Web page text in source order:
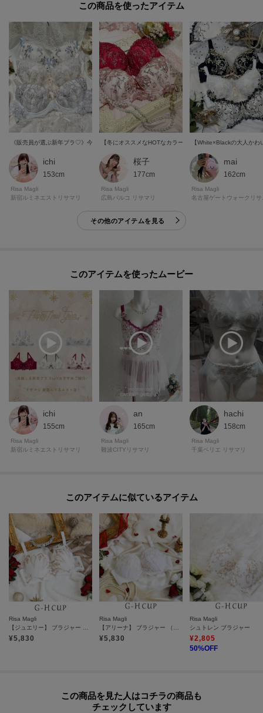
・39285 カーディガン
※照明の関係により、実際よりも色味が違って見える場合があります。ま
た、パソコン・スマートフォンなどの環境により、若干製品と画像のカラー
が異なる場合もございます。
この商品を使った
ichi
153cm
Risa Magli
新宿ルミネエストリサマリ
桜子
177cm
Risa Magli
広島パルコ リサマリ
mai
162cm
Risa Magli
その他のアイテムを見る
このアイテムを使ったムービー
ichi
155cm
Risa Magli
新宿ルミネエストリサマリ
an
165cm
Risa Magli
難波CITYリサマリ
hachi
158cm
Risa Magli
千葉ペリエ リサマリ
このアイテムに似ているアイテム
Risa Magli
【ジュエリー】 ブラジャー （G-H） ＜S Make Type＞
¥5,830
Risa Magli
【アリーナ】 ブラジャー （G-H） ＜N Make Type＞
¥5,830
Risa Magli
シュトレン ブラジャー
¥2,805
50%OFF
この商品を見た人はコチラの商品も
チェックしています